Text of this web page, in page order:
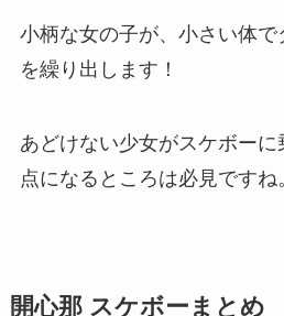
小柄な女の子が、小さい体
を繰り出します！
あどけない少女がスケボー
点になるところは必見ですね
開心那 スケボーまとめ